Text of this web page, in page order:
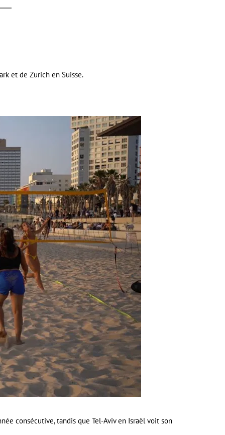
et de Zurich en Suisse.
consécutive, tandis que Tel-Aviv en Israël voit son